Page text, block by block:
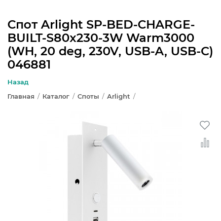
Спот Arlight SP-BED-CHARGE-
BUILT-S80x230-3W Warm3000
(WH, 20 deg, 230V, USB-A, USB-C)
046881
Назад
Главная / Каталог / Споты / Arlight /
ЛЮСТРЫ
СВЕТИЛЬНИКИ
БРА И ПОДСВЕТКА
СВЕТИЛЬНИКИ КАК В ИКЕА
ТРЕКОВЫЕ СИСТЕМЫ